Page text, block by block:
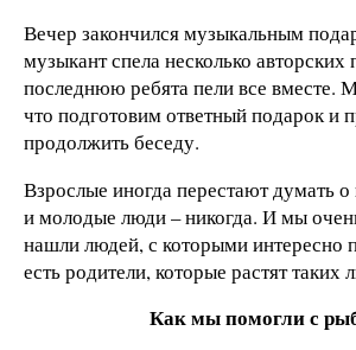
Вечер закончился музыкальным
музыкант спела несколько авторских
последнюю ребята пели все вместе.
что подготовим ответный подарок и
продолжить беседу.
Взрослые иногда перестают думать
и молодые люди – никогда. И мы
нашли людей, с которыми интересно
есть родители, которые растят таких
Как мы помогли с